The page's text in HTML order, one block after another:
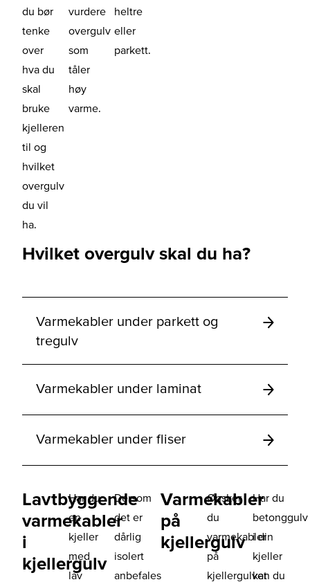
du bør
tenke
over
hva du
skal
bruke
kjelleren
til og
hvilket
overgulv
du vil
ha.
vurdere
overgulv
som
tåler
høy
varme.
heltre
eller
parkett.
Hvilket overgulv skal du ha?
Varmekabler under parkett og
tregulv
Varmekabler under laminat
Varmekabler under fliser
Lavtbyggende
varmekabler
i
kjellergulv
Har du
en
kjeller
med
lav
Dersom
det er
dårlig
isolert
anbefales
Varmekabler
på
kjellergulv
Ønsker
du
varmekabler
på
kjellergulvet
Har du
betonggulv
i din
kjeller
kan du